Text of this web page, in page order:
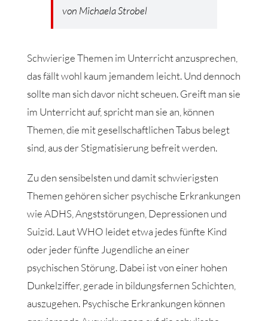
von Michaela Strobel
Schwierige Themen im Unterricht anzusprechen,
das fällt wohl kaum jemandem leicht. Und dennoch
sollte man sich davor nicht scheuen. Greift man sie
im Unterricht auf, spricht man sie an, können
Themen, die mit gesellschaftlichen Tabus belegt
sind, aus der Stigmatisierung befreit werden.
Zu den sensibelsten und damit schwierigsten
Themen gehören sicher psychische Erkrankungen
wie ADHS, Angststörungen, Depressionen und
Suizid. Laut WHO leidet etwa jedes fünfte Kind
oder jeder fünfte Jugendliche an einer
psychischen Störung. Dabei ist von einer hohen
Dunkelziffer, gerade in bildungsfernen Schichten,
auszugehen. Psychische Erkrankungen können